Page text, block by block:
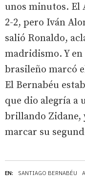
EN: SANTIAGO BERNABÉU
unos minutos. El
2-2, pero Iván
salió Ronaldo,
madridismo. Y
brasileño marcó
El Bernabéu
que dio alegría a
brillando Zidane,
marcar su